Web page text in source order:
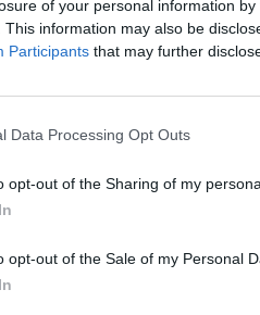
of your personal information
This information may also be
Participants that may further
Data Processing Opt Outs
opt-out of the Sharing of my
opt-out of the Sale of my Personal
14 Ιουνίου στο Street
ως τις 22:00.
στη Δημοτική Αγορά της
pop up store μαζί με την
της. Καθημερινά από τις